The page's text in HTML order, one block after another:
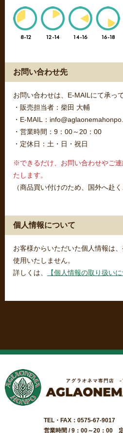
お問い合わせ先
お問い合わせは、E-MAILにて承っ
・販売担当者：柴田 大輔
・E-MAIL：
・営業時間：9：00～20：00
・定休日：土・日・祝日
※できるだけ、お問い合わせやご
たします。
（商品買い付けのため、国外へ赴
個人情報について
お客様からいただいた個人情報は
使用いたしません。
詳しくは、
【個人情報の取り扱いに
TEL・FAX：0575-67-9017
営業時間 / 9：00～20：00